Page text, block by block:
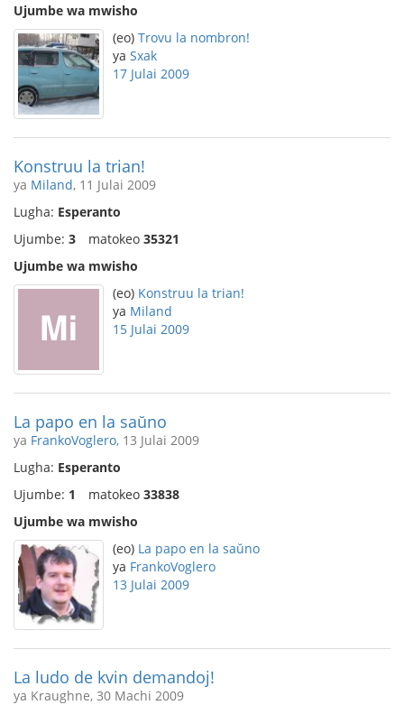
Ujumbe wa mwisho
(eo) Trovu la nombron!
ya Sxak
17 Julai 2009
Konstruu la trian!
ya Miland, 11 Julai 2009
Lugha: Esperanto
Ujumbe: 3 matokeo 35321
Ujumbe wa mwisho
(eo) Konstruu la trian!
ya Miland
15 Julai 2009
La papo en la saŭno
ya FrankoVoglero, 13 Julai 2009
Lugha: Esperanto
Ujumbe: 1 matokeo 33838
Ujumbe wa mwisho
(eo) La papo en la saŭno
ya FrankoVoglero
13 Julai 2009
La ludo de kvin demandoj!
ya Kraughne, 30 Machi 2009